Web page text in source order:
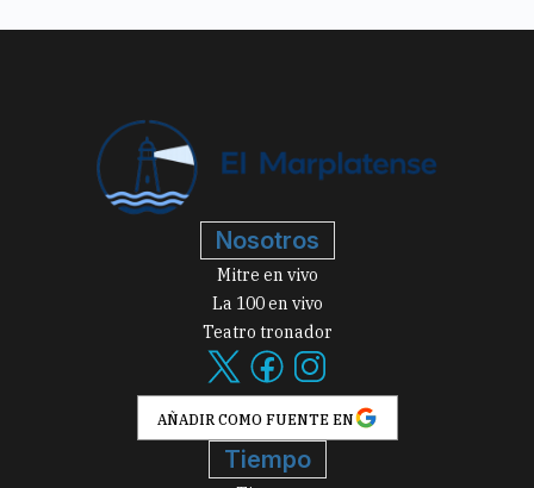
Nosotros
Mitre en vivo
La 100 en vivo
Teatro tronador
AÑADIR COMO FUENTE EN
Tiempo